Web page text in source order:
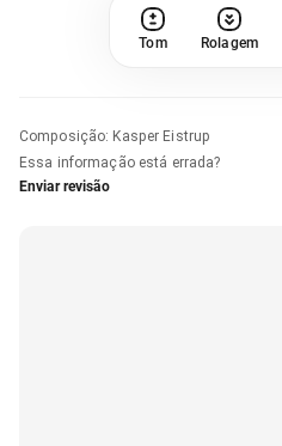
Tom Rolagem
Composição: Kasper Eistrup
Essa informação está errada?
Enviar revisão